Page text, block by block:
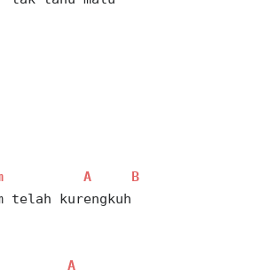
A
B
telah kurengkuh
A